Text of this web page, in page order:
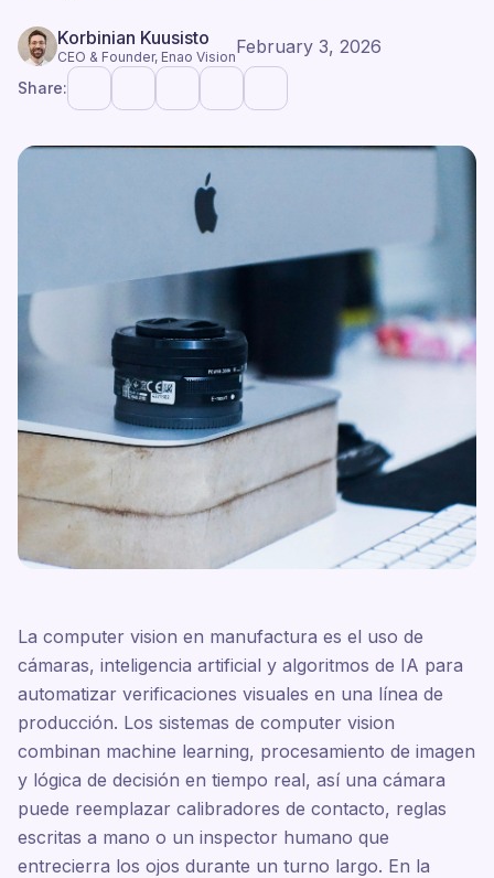
Korbinian Kuusisto
CEO & Founder, Enao VisionFebruary 3, 2026
Share:
La computer vision en manufactura es el uso de
cámaras, inteligencia artificial y algoritmos de IA para
automatizar verificaciones visuales en una línea de
producción. Los sistemas de computer vision
combinan machine learning, procesamiento de imagen
y lógica de decisión en tiempo real, así una cámara
puede reemplazar calibradores de contacto, reglas
escritas a mano o un inspector humano que
entrecierra los ojos durante un turno largo. En la